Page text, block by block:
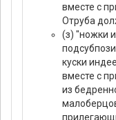
вместе с
Отруба
(з) "ножки
куски
вместе с
из